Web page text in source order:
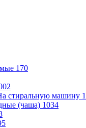
170
стиральную машину
(чаша) 1034